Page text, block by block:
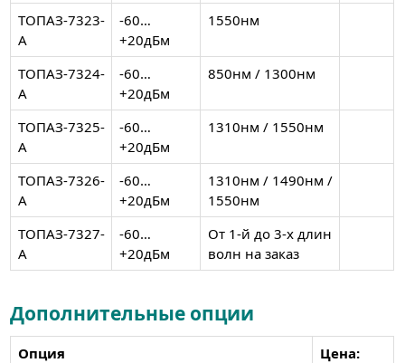
ТОПАЗ-7323-
А
-60…
+20дБм
1550нм
ТОПАЗ-7324-
А
-60…
+20дБм
850нм / 1300нм
ТОПАЗ-7325-
А
-60…
+20дБм
1310нм / 1550нм
ТОПАЗ-7326-
А
-60…
+20дБм
1310нм / 1490нм /
1550нм
ТОПАЗ-7327-
А
-60…
+20дБм
От 1-й до 3-х длин
волн на заказ
Дополнительные опции
Опция
Цена: